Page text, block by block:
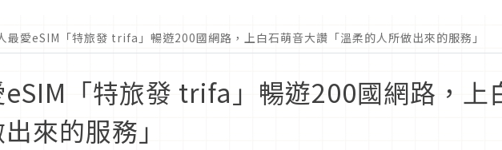
最愛eSIM「特旅發 trifa」暢遊200國網路，上白石萌音大讚「溫柔的人所做出來的服務」
eSIM「特旅發 trifa」暢遊200國網路，上
來的服務」